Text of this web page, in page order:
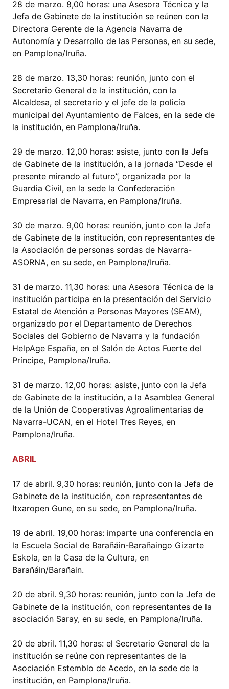
28 de marzo. 8,00 horas: una Asesora Técnica y la
Jefa de Gabinete de la institución se reúnen con la
Directora Gerente de la Agencia Navarra de
Autonomía y Desarrollo de las Personas, en su sede,
en Pamplona/Iruña.
28 de marzo. 13,30 horas: reunión, junto con el
Secretario General de la institución, con la
Alcaldesa, el secretario y el jefe de la policía
municipal del Ayuntamiento de Falces, en la sede de
la institución, en Pamplona/Iruña.
29 de marzo. 12,00 horas: asiste, junto con la Jefa
de Gabinete de la institución, a la jornada “Desde el
presente mirando al futuro”, organizada por la
Guardia Civil, en la sede la Confederación
Empresarial de Navarra, en Pamplona/Iruña.
30 de marzo. 9,00 horas: reunión, junto con la Jefa
de Gabinete de la institución, con representantes de
la Asociación de personas sordas de Navarra-
ASORNA, en su sede, en Pamplona/Iruña.
31 de marzo. 11,30 horas: una Asesora Técnica de la
institución participa en la presentación del Servicio
Estatal de Atención a Personas Mayores (SEAM),
organizado por el Departamento de Derechos
Sociales del Gobierno de Navarra y la fundación
HelpAge España, en el Salón de Actos Fuerte del
Príncipe, Pamplona/Iruña.
31 de marzo. 12,00 horas: asiste, junto con la Jefa
de Gabinete de la institución, a la Asamblea General
de la Unión de Cooperativas Agroalimentarias de
Navarra-UCAN, en el Hotel Tres Reyes, en
Pamplona/Iruña.
ABRIL
17 de abril. 9,30 horas: reunión, junto con la Jefa de
Gabinete de la institución, con representantes de
Itxaropen Gune, en su sede, en Pamplona/Iruña.
19 de abril. 19,00 horas: imparte una conferencia en
la Escuela Social de Barañáin-Barañaingo Gizarte
Eskola, en la Casa de la Cultura, en
Barañáin/Barañain.
20 de abril. 9,30 horas: reunión, junto con la Jefa de
Gabinete de la institución, con representantes de la
asociación Saray, en su sede, en Pamplona/Iruña.
20 de abril. 11,30 horas: el Secretario General de la
institución se reúne con representantes de la
Asociación Estemblo de Acedo, en la sede de la
institución, en Pamplona/Iruña.